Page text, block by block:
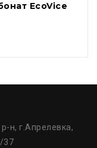
EcoVice
н, г.Апрелевка,
37